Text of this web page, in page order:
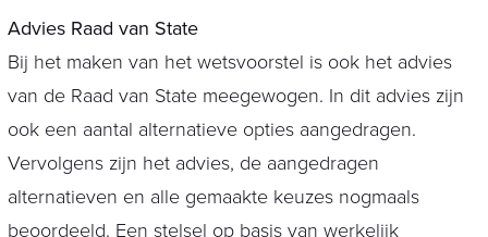
Advies Raad van State
Bij het maken van het wetsvoorstel is ook het advies
van de Raad van State meegewogen. In dit advies zijn
ook een aantal alternatieve opties aangedragen.
Vervolgens zijn het advies, de aangedragen
alternatieven en alle gemaakte keuzes nogmaals
beoordeeld. Een stelsel op basis van werkelijk